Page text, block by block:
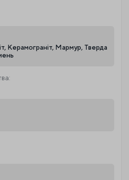
Керамограніт, Мармур, Тверда